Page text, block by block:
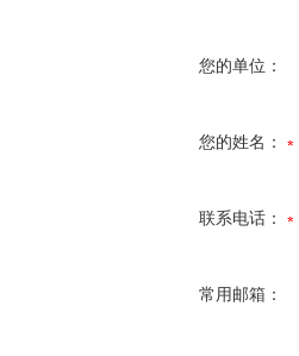
您的单位：
您的姓名：
联系电话：
常用邮箱：